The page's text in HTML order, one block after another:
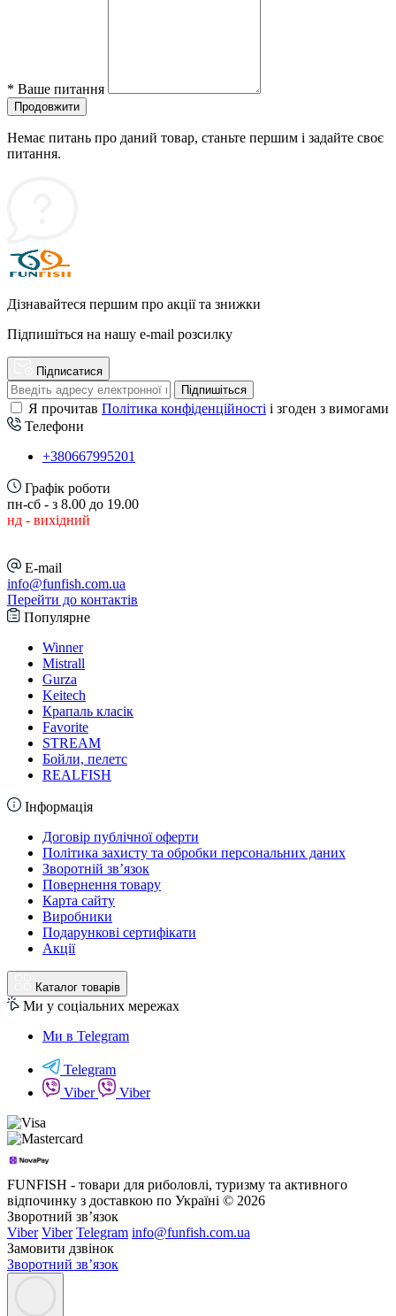
* Ваше питання
Продовжити
Немає питань про даний товар, станьте першим і задайте своє
питання.
Дізнавайтеся першим про акції та знижки
Підпишіться на нашу e-mail розсилку
Підписатися
Підпишіться
Я прочитав Політика конфіденційності і згоден з вимогами
Телефони
+380667995201
Графік роботи
пн-сб - з 8.00 до 19.00
нд - вихідний
E-mail
info@funfish.com.ua
Перейти до контактів
Популярне
Winner
Mistrall
Gurza
Keitech
Крапаль класік
Favorite
STREAM
Бойли, пелетс
REALFISH
Інформація
Договір публічної оферти
Політика захисту та обробки персональних даних
Зворотній зв’язок
Повернення товару
Карта сайту
Виробники
Подарункові сертифікати
Акції
Каталог товарів
Ми у соціальних мережах
Ми в Telegram
Telegram
Viber
Viber
FUNFISH - товари для риболовлі, туризму та активного
відпочинку з доставкою по Україні © 2026
Зворотний зв’язок
Viber Viber Telegram info@funfish.com.ua
Замовити дзвінок
Зворотний зв’язок